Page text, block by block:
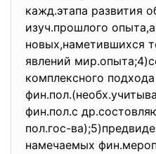
кажд.этапа развития
изуч.прошлого
новых,наметившихся
явлений
комплексного
фин.пол.с
пол.гос-
намечаемых